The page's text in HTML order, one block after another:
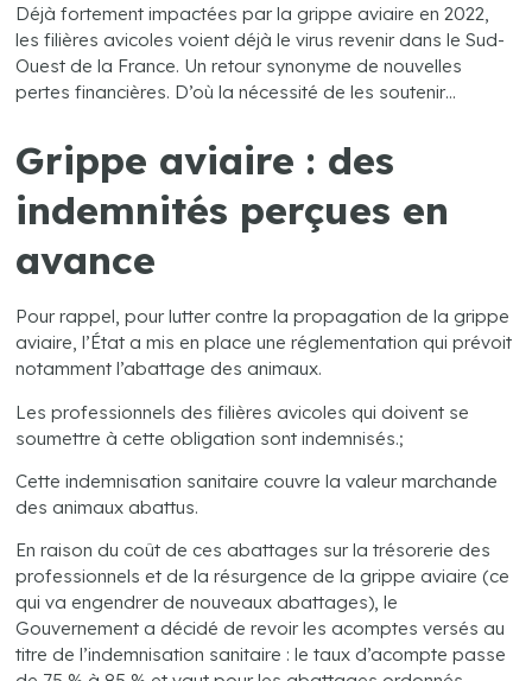
Déjà fortement impactées par la grippe aviaire en 2022,
les filières avicoles voient déjà le virus revenir dans le Sud-
Ouest de la France. Un retour synonyme de nouvelles
pertes financières. D’où la nécessité de les soutenir…
Grippe aviaire : des
indemnités perçues en
avance
Pour rappel, pour lutter contre la propagation de la grippe
aviaire, l’État a mis en place une réglementation qui prévoit
notamment l’abattage des animaux.
Les professionnels des filières avicoles qui doivent se
soumettre à cette obligation sont indemnisés.;
Cette indemnisation sanitaire couvre la valeur marchande
des animaux abattus.
En raison du coût de ces abattages sur la trésorerie des
professionnels et de la résurgence de la grippe aviaire (ce
qui va engendrer de nouveaux abattages), le
Gouvernement a décidé de revoir les acomptes versés au
titre de l’indemnisation sanitaire : le taux d’acompte passe